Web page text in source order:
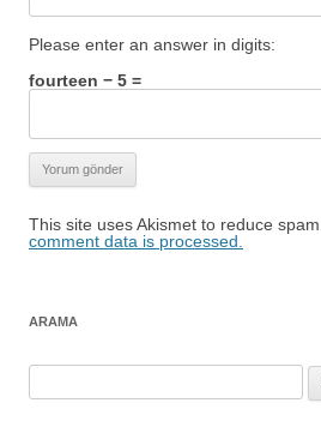
Please enter an answer in digits:
fourteen − 5 =
This site uses Akismet to reduce spam.
comment data is processed.
ARAMA